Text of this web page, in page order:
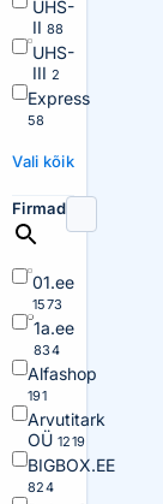
UHS-
II 88
UHS-
III 2
Express
58
Vali kõik
Firmad
01.ee
1573
1a.ee
834
Alfashop
191
Arvutitark
OÜ 1219
BIGBOX.EE
824